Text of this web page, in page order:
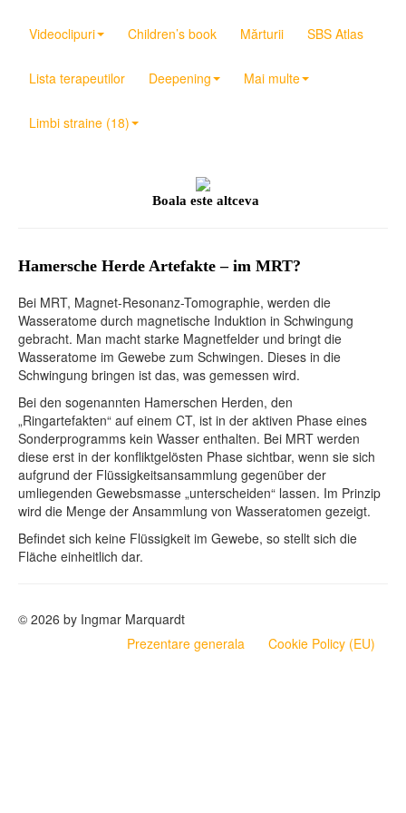
Videoclipuri Children’s book Mărturii SBS Atlas
Lista terapeutilor Deepening Mai multe
Limbi straine (18)
Boala este altceva
Hamersche Herde Artefakte – im MRT?
Bei MRT, Magnet-Resonanz-Tomographie, werden die
Wasseratome durch magnetische Induktion in Schwingung
gebracht. Man macht starke Magnetfelder und bringt die
Wasseratome im Gewebe zum Schwingen. Dieses in die
Schwingung bringen ist das, was gemessen wird.
Bei den sogenannten Hamerschen Herden, den
„Ringartefakten“ auf einem CT, ist in der aktiven Phase eines
Sonderprogramms kein Wasser enthalten. Bei MRT werden
diese erst in der konfliktgelösten Phase sichtbar, wenn sie sich
aufgrund der Flüssigkeitsansammlung gegenüber der
umliegenden Gewebsmasse „unterscheiden“ lassen. Im Prinzip
wird die Menge der Ansammlung von Wasseratomen gezeigt.
Befindet sich keine Flüssigkeit im Gewebe, so stellt sich die
Fläche einheitlich dar.
© 2026 by Ingmar Marquardt
Prezentare generala
Cookie Policy (EU)